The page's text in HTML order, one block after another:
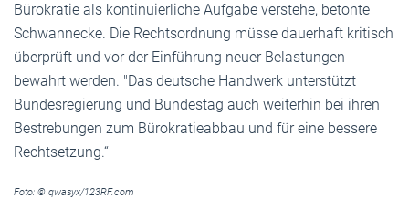
Bürokratie als kontinuierliche Aufgabe verstehe, betonte
Schwannecke. Die Rechtsordnung müsse dauerhaft kritisch
überprüft und vor der Einführung neuer Belastungen
bewahrt werden. "Das deutsche Handwerk unterstützt
Bundesregierung und Bundestag auch weiterhin bei ihren
Bestrebungen zum Bürokratieabbau und für eine bessere
Rechtsetzung.“
Foto: © qwasyx/123RF.com